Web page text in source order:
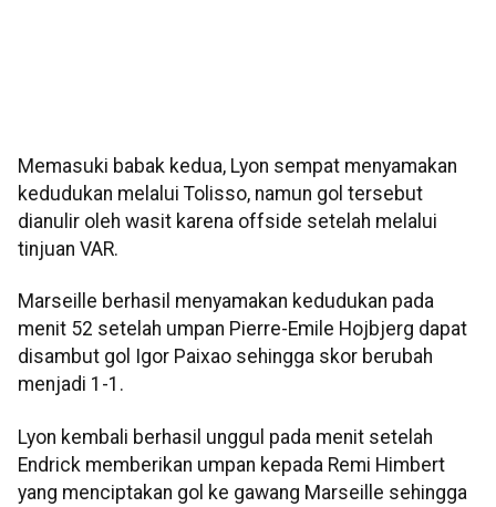
Memasuki babak kedua, Lyon sempat menyamakan
kedudukan melalui Tolisso, namun gol tersebut
dianulir oleh wasit karena offside setelah melalui
tinjuan VAR.
Marseille berhasil menyamakan kedudukan pada
menit 52 setelah umpan Pierre-Emile Hojbjerg dapat
disambut gol Igor Paixao sehingga skor berubah
menjadi 1-1.
Lyon kembali berhasil unggul pada menit setelah
Endrick memberikan umpan kepada Remi Himbert
yang menciptakan gol ke gawang Marseille sehingga